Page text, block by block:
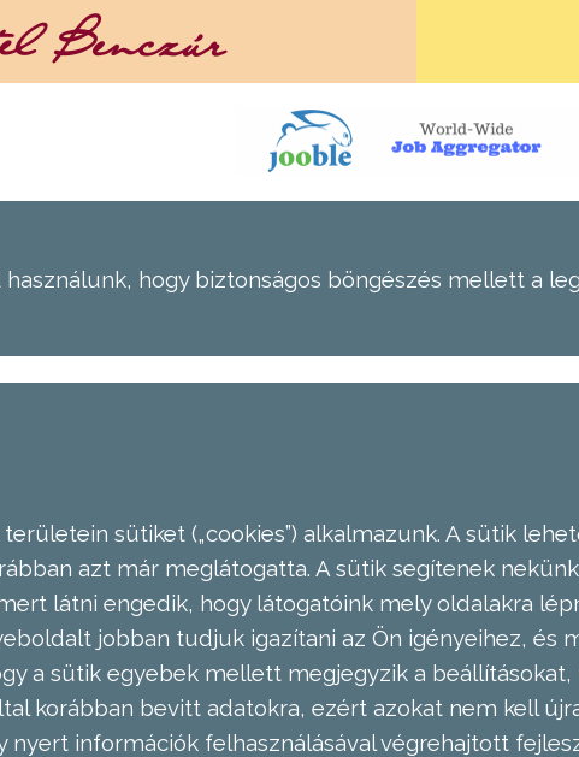
hogy biztonságos böngészés mellett a
sütiket („cookies”) alkalmazunk. A sütik
azt már meglátogatta. A sütik segítenek
látni engedik, hogy látogatóink mely oldalakra
jobban tudjuk igazítani az Ön igényeihez,
a sütik egyebek mellett megjegyzik a
korábban bevitt adatokra, ezért azokat nem kell
nyert információk felhasználásával végrehajtott